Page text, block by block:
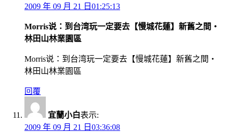
2009 年 09 月 21 日01:25:13
Morris说：到台湾玩一定要去【慢城花蓮】新舊之間‧
林田山林業園區
Morris说：到台湾玩一定要去【慢城花蓮】新舊之間‧
林田山林業園區
回覆
宜蘭小白表示:
2009 年 09 月 21 日03:36:08